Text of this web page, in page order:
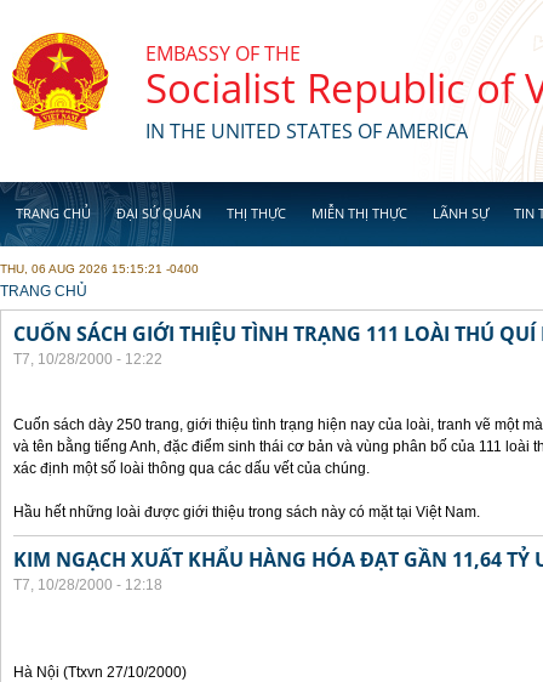
EMBASSY OF THE
Socialist Republic of
IN THE UNITED STATES OF AMERICA
TRANG CHỦ ĐẠI SỨ QUÁN THỊ THỰC MIỄN THỊ THỰC LÃNH SỰ TIN
THU, 06 AUG 2026 15:15:21 -0400
YOU ARE HERE
TRANG CHỦ
CUỐN SÁCH GIỚI THIỆU TÌNH TRẠNG 111 LOÀI THÚ QUÍ
T7, 10/28/2000 - 12:22
Cuốn sách dày 250 trang, giới thiệu tình trạng hiện nay của loài, tranh vẽ một
và tên bằng tiếng Anh, đặc điểm sinh thái cơ bản và vùng phân bố của 111 loài
xác định một số loài thông qua các dấu vết của chúng.
Hầu hết những loài được giới thiệu trong sách này có mặt tại Việt Nam.
KIM NGẠCH XUẤT KHẨU HÀNG HÓA ĐẠT GẦN 11,64 TỶ
T7, 10/28/2000 - 12:18
Hà Nội (Ttxvn 27/10/2000)